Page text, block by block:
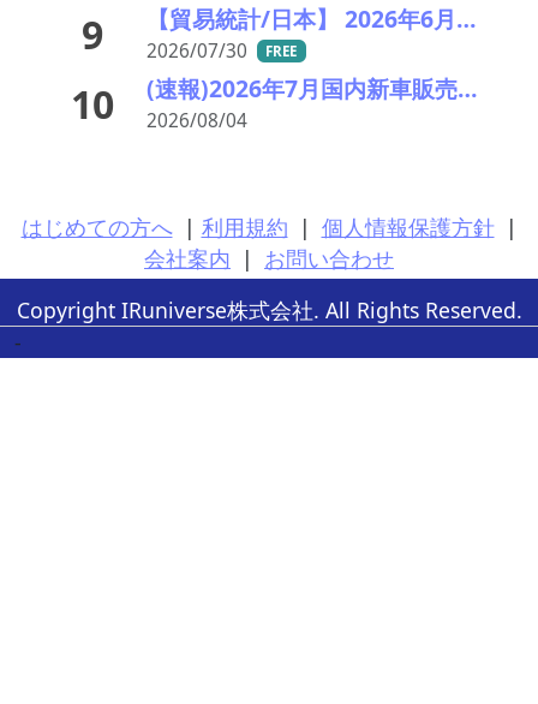
9 【貿易統計/日本】 2026年6月一覧表
2026/07/30 FREE
10 (速報)2026年7月国内新車販売 41万7千台 前年同月比7%増加 4か月連続プラス
2026/08/04
はじめての方へ | 利用規約 | 個人情報保護方針 |
会社案内 |
お問い合わせ
Copyright IRuniverse株式会社. All Rights Reserved.
-